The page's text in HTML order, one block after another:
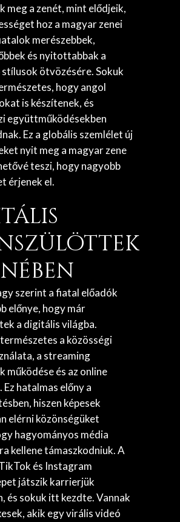
meg a zenét, mint elődjeik,
hoz a magyar zenei
merészebbek,
és nyitottabbak a
ötvözésére. Sokuk
hogy angol
is készítenek, és
együttműködésekben
Ez a globális szemlélet új
nyit meg a magyar zene
teszi, hogy nagyobb
érjenek el.
szerint a fiatal előadók
előnye, hogy már
a digitális világba.
a közösségi
a streaming
működése és az online
hatalmas előny a
hiszen képesek
elérni közönségüket
hagyományos média
kellene támaszkodniuk. A
és Instagram
játszik karrierjük
és sokuk itt kezdte. Vannak
akik egy virális videó